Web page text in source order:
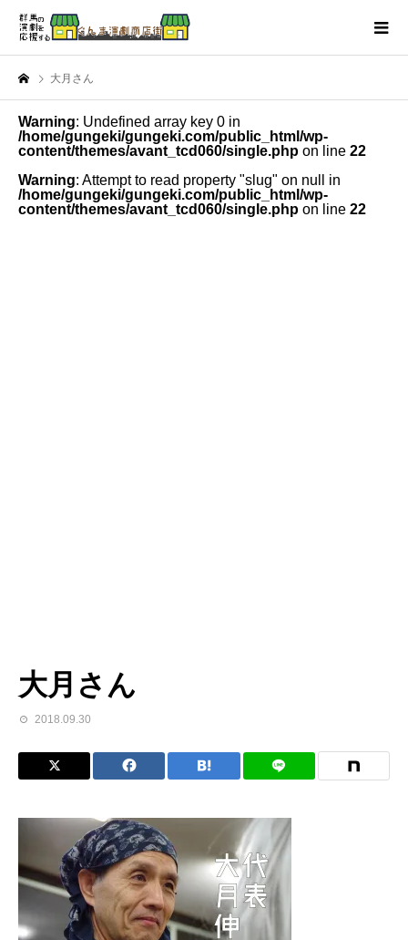
大月さん
Warning: Undefined array key 0 in
/home/gungeki/gungeki.com/public_html/wp-
content/themes/avant_tcd060/single.php on line 22
Warning: Attempt to read property "slug" on null in
/home/gungeki/gungeki.com/public_html/wp-
content/themes/avant_tcd060/single.php on line 22
大月さん
2018.09.30